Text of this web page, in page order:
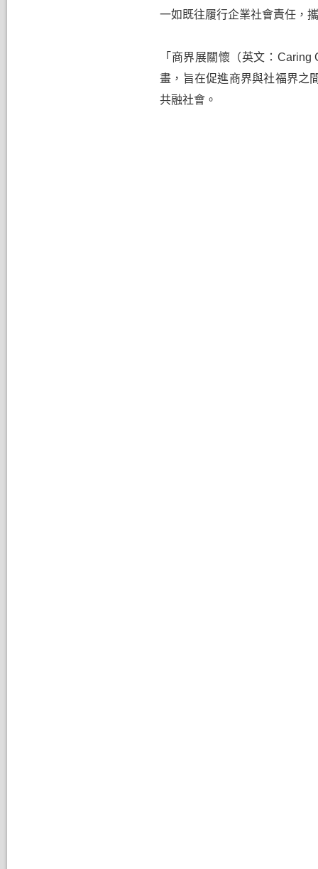
一如既往履行企業社會責任，
「商界展關懷（英文： Caring
畫，旨在促進商界與社福界之
共融社會。